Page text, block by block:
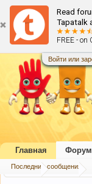
Read
Tapatalk
FREE - on
Войти или
Главная Форум
Главная Форум
Последние сообщения